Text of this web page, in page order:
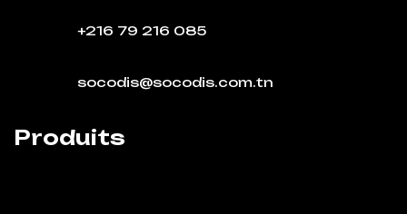
+216 79 216 085
socodis@socodis.com.tn
Produits